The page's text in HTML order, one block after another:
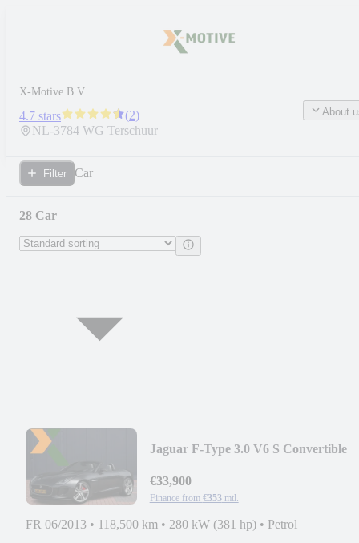
X-Motive B.V.
4.7 stars (2)
NL-3784 WG Terschuur
About
Filter Car
28 Car
Jaguar F-Type 3.0 V6 S Convertible
€33,900
Finance from €353 mtl.
FR 06/2013 • 118,500 km • 280 kW (381 hp) • Petrol